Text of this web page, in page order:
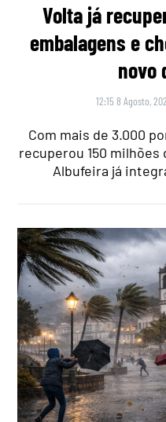
Volta já
embalagens e
novo
12:15 8 Agosto,
Com mais de 3.000
recuperou 150 milhões
Albufeira já